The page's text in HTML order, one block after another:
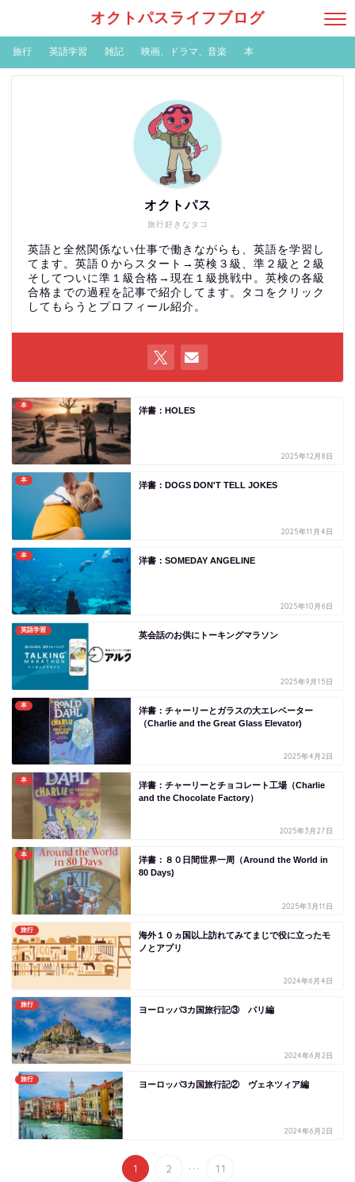
オクトパスライフブログ
旅行 英語学習 雑記 映画、ドラマ、音楽 本
旅行好きなタコ
オクトパス
英語と全然関係ない仕事で働きながらも、英語を学習し
てます。英語０からスタート→英検３級、準２級と２級
そしてついに準１級合格→現在１級挑戦中。英検の各級
合格までの過程を記事で紹介してます。タコをクリック
してもらうとプロフィール紹介。
本
洋書：HOLES
2025年12月8日
本
洋書：DOGS DON'T TELL JOKES
2025年11月4日
本
洋書：SOMEDAY ANGELINE
2025年10月6日
英語学習
英会話のお供にトーキングマラソン
2025年9月15日
本
洋書：チャーリーとガラスの大エレベーター
（Charlie and the Great Glass Elevator)
2025年4月2日
本
洋書：チャーリーとチョコレート工場（Charlie
and the Chocolate Factory）
2025年3月27日
本
洋書：８０日間世界一周（Around the World in
80 Days)
2025年3月11日
旅行
海外１０ヵ国以上訪れてみてまじで役に立ったモ
ノとアプリ
2024年6月4日
旅行
ヨーロッパ3カ国旅行記③ パリ編
2024年6月2日
旅行
ヨーロッパ3カ国旅行記② ヴェネツィア編
2024年6月2日
1 2 ... 11